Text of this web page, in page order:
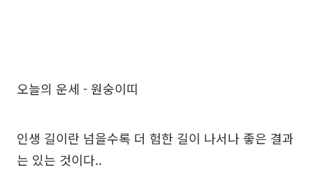
오늘의 운세 - 원숭이띠
인생 길이란 넘을수록 더 험한 길이 나서나 좋은 결과
는 있는 것이다..